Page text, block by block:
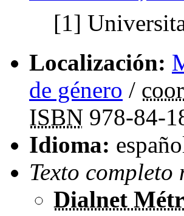
[1]
Localización:
de género /
ISBN 978-84-
Idioma:
Texto
Dialnet